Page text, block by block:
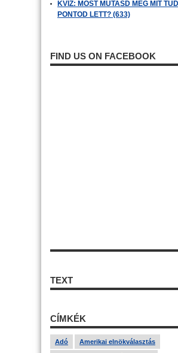
KVÍZ: MOST MUTASD MEG MIT
PONTOD LETT? (633)
FIND US ON FACEBOOK
TEXT
CÍMKÉK
Adó Amerikai elnökválasztás